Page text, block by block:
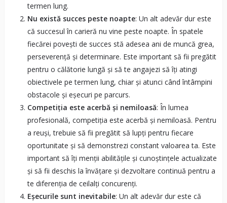
termen lung.
Nu există succes peste noapte: Un alt adevăr dur este
că succesul în carieră nu vine peste noapte. În spatele
fiecărei povești de succes stă adesea ani de muncă grea,
perseverență și determinare. Este important să fii pregătit
pentru o călătorie lungă și să te angajezi să îți atingi
obiectivele pe termen lung, chiar și atunci când întâmpini
obstacole și eșecuri pe parcurs.
Competiția este acerbă și nemiloasă: În lumea
profesională, competiția este acerbă și nemiloasă. Pentru
a reuși, trebuie să fii pregătit să lupți pentru fiecare
oportunitate și să demonstrezi constant valoarea ta. Este
important să îți menții abilitățile și cunoștințele actualizate
și să fii deschis la învățare și dezvoltare continuă pentru a
te diferenția de ceilalți concurenți.
Eșecurile sunt inevitabile: Un alt adevăr dur este că